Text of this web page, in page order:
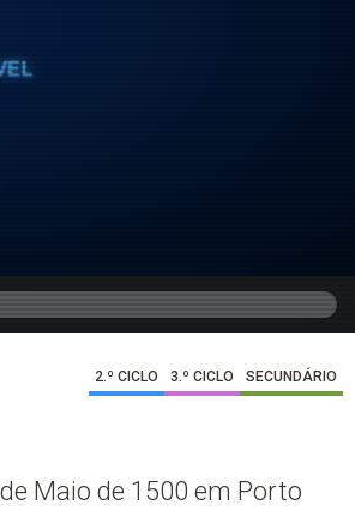
2.º CICLO 3.º CICLO SECUNDÁRIO
Maio de 1500 em Porto